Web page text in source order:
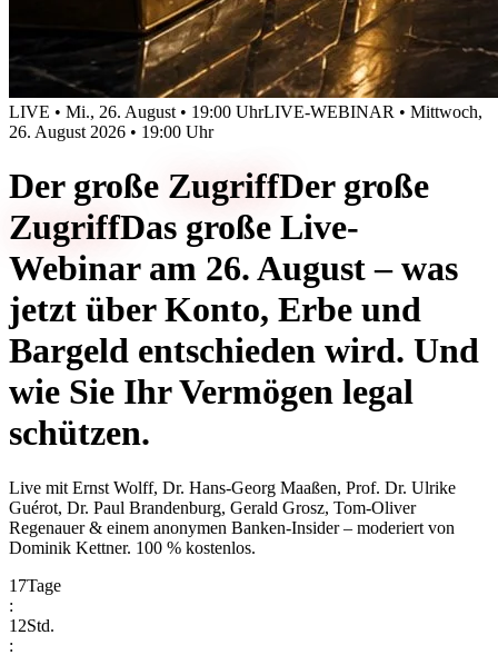
LIVE • Mi., 26. August • 19:00 UhrLIVE-WEBINAR • Mittwoch,
26. August 2026 • 19:00 Uhr
Der große ZugriffDer große
ZugriffDas große Live-
Webinar am 26. August – was
jetzt über Konto, Erbe und
Bargeld entschieden wird. Und
wie Sie Ihr Vermögen legal
schützen.
Live mit Ernst Wolff, Dr. Hans-Georg Maaßen, Prof. Dr. Ulrike
Guérot, Dr. Paul Brandenburg, Gerald Grosz, Tom-Oliver
Regenauer & einem anonymen Banken-Insider– moderiert von
Dominik Kettner. 100 % kostenlos.
17Tage
:
12Std.
: